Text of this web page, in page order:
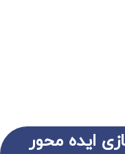
ایده محور